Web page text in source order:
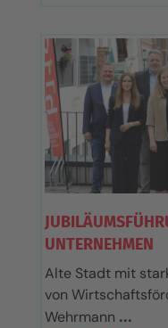
UNTERNEHMEN
Alte Stadt mit
von
Wehrmann